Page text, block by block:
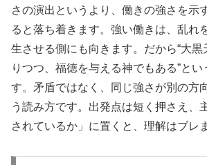
さの演出というより、働きの強さを示
ると落ち着きます。強い働きは、乱れ
生させる側にも向きます。だから“大
りつつ、福徳を与える神でもある”とい
す。矛盾ではなく、同じ強さが別の方
う読み方です。出発点は短く押さえ、
されているか」に置くと、理解はブレ